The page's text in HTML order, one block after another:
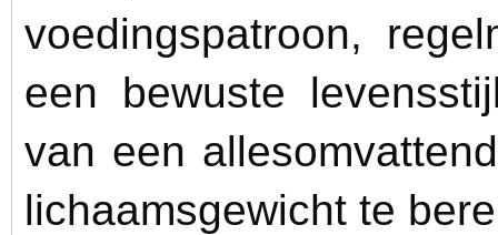
voedingspatroon,
een bewuste
van een
lichaamsgewicht te